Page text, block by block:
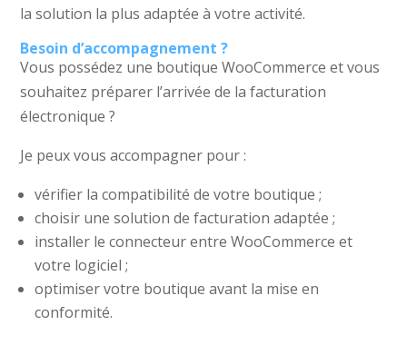
la solution la plus adaptée à votre activité.
Besoin d’accompagnement ?
Vous possédez une boutique WooCommerce et vous
souhaitez préparer l’arrivée de la facturation
électronique ?
Je peux vous accompagner pour :
vérifier la compatibilité de votre boutique ;
choisir une solution de facturation adaptée ;
installer le connecteur entre WooCommerce et
votre logiciel ;
optimiser votre boutique avant la mise en
conformité.